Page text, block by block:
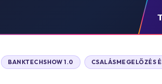
BANKTECHSHOW 1.0 CSALÁSMEGELŐZÉS